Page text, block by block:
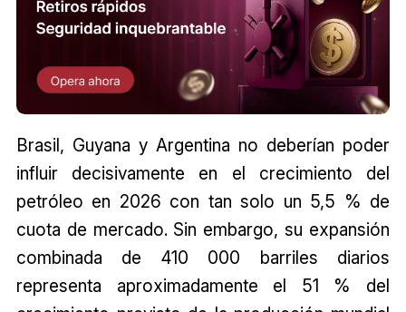
Brasil, Guyana y Argentina no deberían poder
influir decisivamente en el crecimiento del
petróleo en 2026 con tan solo un 5,5 % de
cuota de mercado. Sin embargo, su expansión
combinada de 410 000 barriles diarios
representa aproximadamente el 51 % del